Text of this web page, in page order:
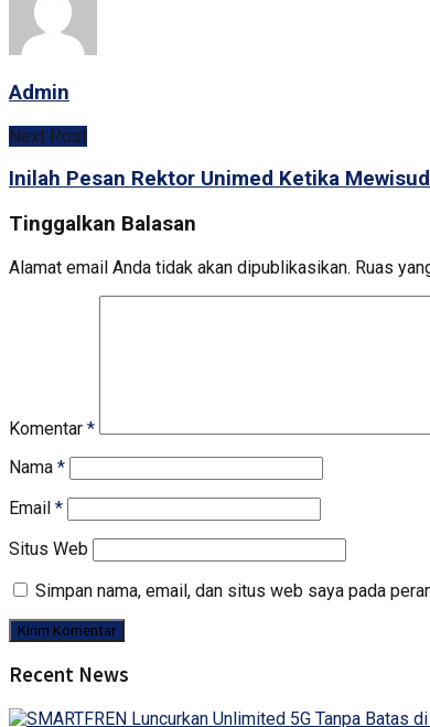
Admin
Next Post
Inilah Pesan Rektor Unimed Ketika
Tinggalkan Balasan
Alamat email Anda tidak akan dipublikasikan. Ruas
Komentar *
Nama *
Email *
Situs Web
Simpan nama, email, dan situs web saya pada
Recent News